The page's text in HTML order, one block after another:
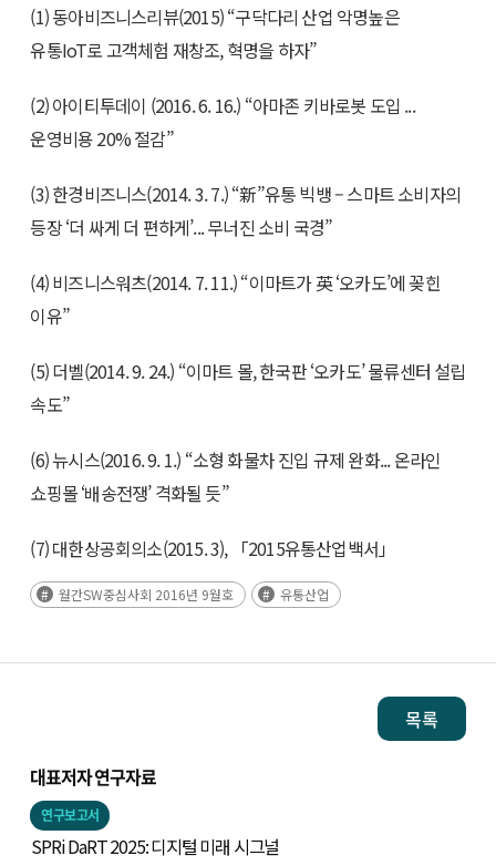
(1) 동아비즈니스리뷰(2015) “구닥다리 산업 악명높은
유통IoT로 고객체험 재창조, 혁명을 하자”
(2) 아이티투데이 (2016. 6. 16.) “아마존 키바로봇 도입 ...
운영비용 20% 절감”
(3) 한경비즈니스(2014. 3. 7.) “新”유통 빅뱅 – 스마트 소비자의
등장 ‘더 싸게 더 편하게’... 무너진 소비 국경”
(4) 비즈니스워츠(2014. 7. 11.) “이마트가 英 ‘오카도’에 꽂힌
이유”
(5) 더벨(2014. 9. 24.) “이마트 몰, 한국판 ‘오카도’ 물류센터 설립
속도”
(6) 뉴시스(2016. 9. 1.) “소형 화물차 진입 규제 완화... 온라인
쇼핑몰 ‘배송전쟁’ 격화될 듯”
(7) 대한상공회의소(2015. 3), 「2015유통산업백서」
월간SW중심사회 2016년 9월호 유통산업
목록
대표저자 연구자료
연구보고서
SPRi DaRT 2025: 디지털 미래 시그널